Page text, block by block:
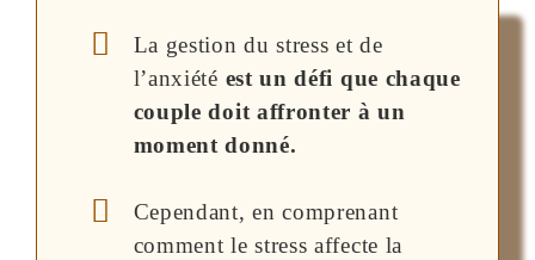
La gestion du stress et de
l’anxiété est un défi que chaque
couple doit affronter à un
moment donné.
Cependant, en comprenant
comment le stress affecte la